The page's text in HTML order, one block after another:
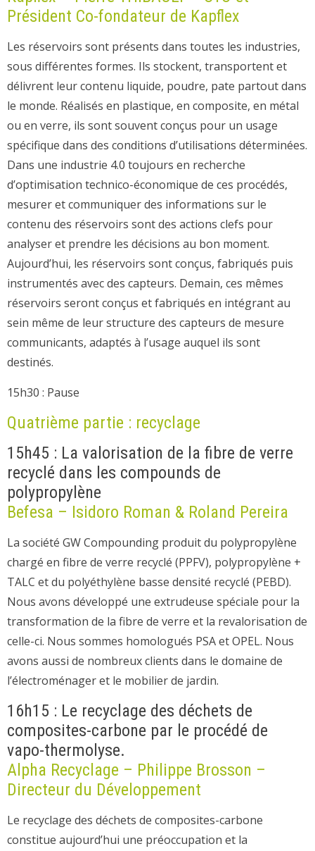
Président Co-fondateur de Kapflex
Les réservoirs sont présents dans toutes les industries,
sous différentes formes. Ils stockent, transportent et
délivrent leur contenu liquide, poudre, pate partout dans
le monde. Réalisés en plastique, en composite, en métal
ou en verre, ils sont souvent conçus pour un usage
spécifique dans des conditions d’utilisations déterminées.
Dans une industrie 4.0 toujours en recherche
d’optimisation technico-économique de ces procédés,
mesurer et communiquer des informations sur le
contenu des réservoirs sont des actions clefs pour
analyser et prendre les décisions au bon moment.
Aujourd’hui, les réservoirs sont conçus, fabriqués puis
instrumentés avec des capteurs. Demain, ces mêmes
réservoirs seront conçus et fabriqués en intégrant au
sein même de leur structure des capteurs de mesure
communicants, adaptés à l’usage auquel ils sont
destinés.
15h30 : Pause
Quatrième partie : recyclage
15h45 : La valorisation de la fibre de verre
recyclé dans les compounds de
polypropylène
Befesa – Isidoro Roman & Roland Pereira
La société GW Compounding produit du polypropylène
chargé en fibre de verre recyclé (PPFV), polypropylène +
TALC et du polyéthylène basse densité recyclé (PEBD).
Nous avons développé une extrudeuse spéciale pour la
transformation de la fibre de verre et la revalorisation de
celle-ci. Nous sommes homologués PSA et OPEL. Nous
avons aussi de nombreux clients dans le domaine de
l’électroménager et le mobilier de jardin.
16h15 : Le recyclage des déchets de
composites-carbone par le procédé de
vapo-thermolyse.
Alpha Recyclage – Philippe Brosson –
Directeur du Développement
Le recyclage des déchets de composites-carbone
constitue aujourd’hui une préoccupation et la